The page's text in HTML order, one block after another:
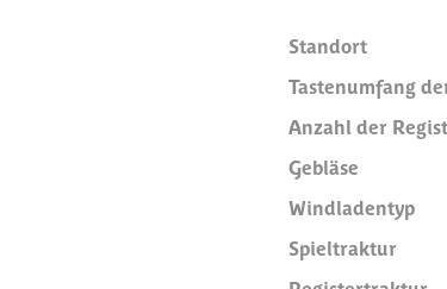
Standort
Tastenumfang
Anzahl der
Gebläse
Windladentyp
Spieltraktur